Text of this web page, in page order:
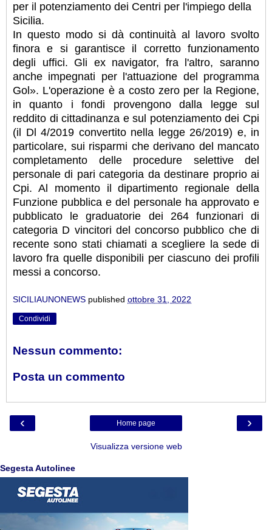
per il potenziamento dei Centri per l'impiego della
Sicilia.
In questo modo si dà continuità al lavoro svolto
finora e si garantisce il corretto funzionamento
degli uffici. Gli ex navigator, fra l'altro, saranno
anche impegnati per l'attuazione del programma
Gol». L'operazione è a costo zero per la Regione,
in quanto i fondi provengono dalla legge sul
reddito di cittadinanza e sul potenziamento dei Cpi
(il Dl 4/2019 convertito nella legge 26/2019) e, in
particolare, sui risparmi che derivano del mancato
completamento delle procedure selettive del
personale di pari categoria da destinare proprio ai
Cpi. Al momento il dipartimento regionale della
Funzione pubblica e del personale ha approvato e
pubblicato le graduatorie dei 264 funzionari di
categoria D vincitori del concorso pubblico che di
recente sono stati chiamati a scegliere la sede di
lavoro fra quelle disponibili per ciascuno dei profili
messi a concorso.
SICILIAUNONEWS published ottobre 31, 2022
Condividi
Nessun commento:
Posta un commento
‹ ›
Home page
Visualizza versione web
Segesta Autolinee